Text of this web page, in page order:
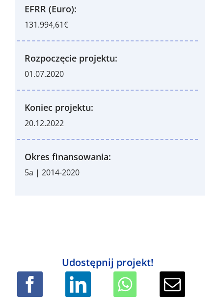
EFRR (Euro):
131.994,61€
Rozpoczęcie projektu:
01.07.2020
Koniec projektu:
20.12.2022
Okres finansowania:
5a | 2014-2020
Udostępnij projekt!